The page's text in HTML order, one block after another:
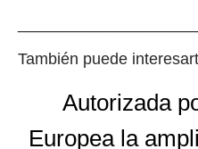
También puede
Autorizada
Europea la